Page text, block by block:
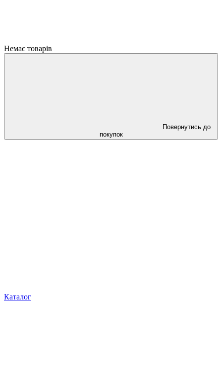
Немає товарів
Повернутись до
покупок
Каталог